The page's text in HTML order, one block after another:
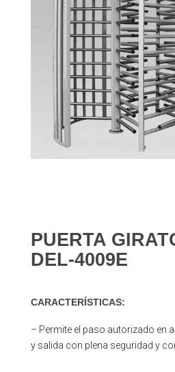
PUERTA
DEL-4009E
CARACTERÍSTICAS:
– Permite el paso autorizado en
y salida con plena seguridad y